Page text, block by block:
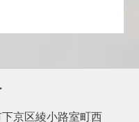
京区綾小路室町西